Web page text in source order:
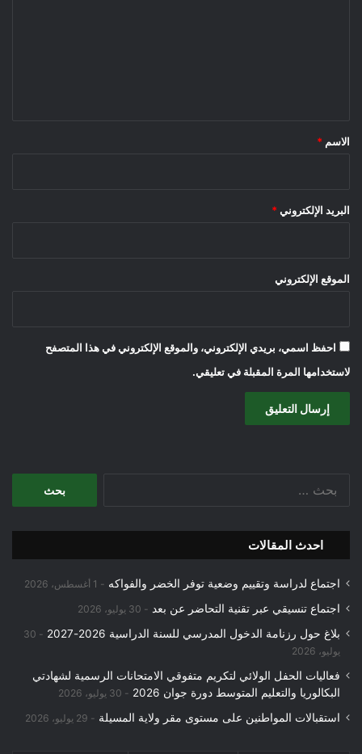
*
الاسم *
البريد الإلكتروني *
الموقع الإلكتروني
احفظ اسمي، بريدي الإلكتروني، والموقع الإلكتروني في هذا المتصفح
لاستخدامها المرة المقبلة في تعليقي.
احدث المقالات
اجتماع لدراسة وتقييم وضعية توفر الخضر والفواكه 1 أغسطس، 2026
اجتماع تنسيقي عبر تقنية التحاضر عن بعد 30 يوليو، 2026
بلاغ حول رزنامة الدخول المدرسي للسنة الدراسية 2026-2027
30
يوليو، 2026
فعاليات الحفل الولائي لتكريم متفوقي الامتحانات الرسمية لشهادتي
البكالوريا والتعليم المتوسط دورة جوان 2026
30 يوليو، 2026
استقبالات المواطنين على مستوى مقر ولاية المسيلة 29 يوليو، 2026